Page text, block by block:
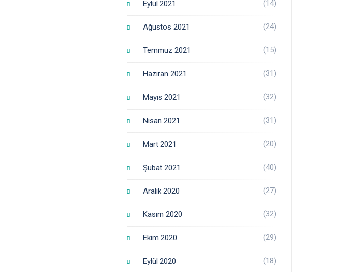
Eylül 2021 (14)
Ağustos 2021 (24)
Temmuz 2021 (15)
Haziran 2021 (31)
Mayıs 2021 (32)
Nisan 2021 (31)
Mart 2021 (20)
Şubat 2021 (40)
Aralık 2020 (27)
Kasım 2020 (32)
Ekim 2020 (29)
Eylül 2020 (18)